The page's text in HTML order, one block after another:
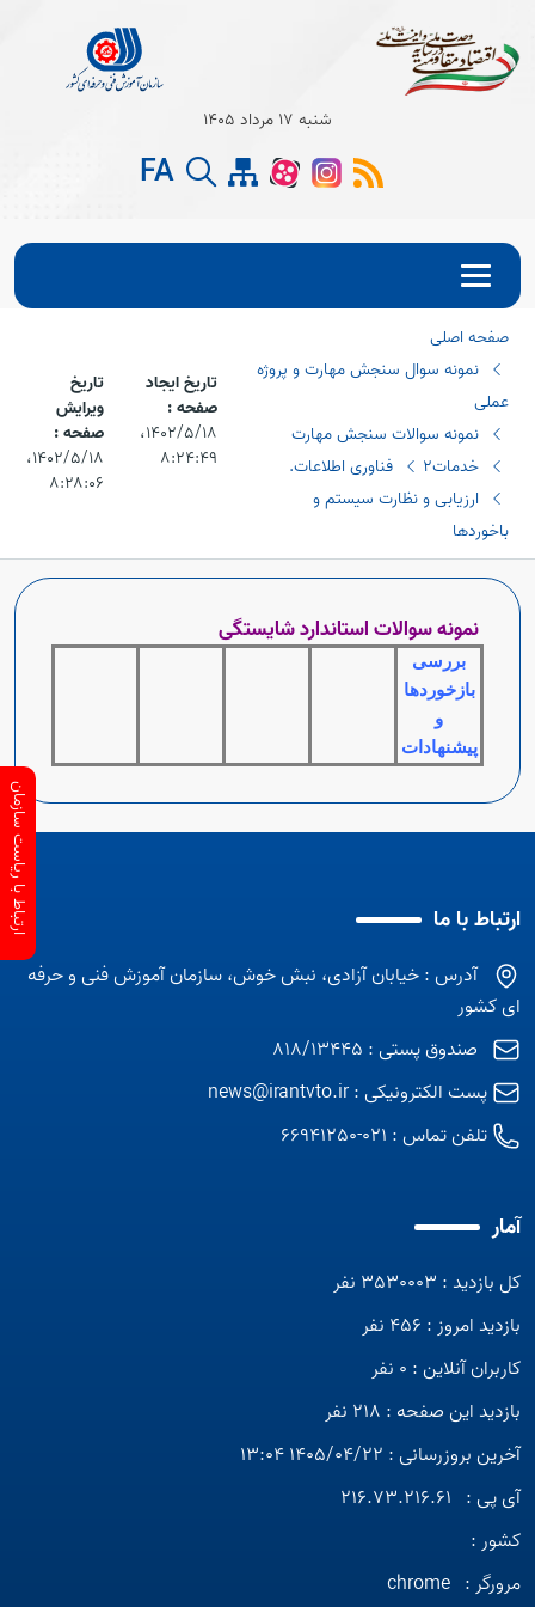
Open
Open
شنبه 17 مرداد 1405
FA
صفحه اصلی
نمونه سوال سنجش مهارت و پروژه
عملی
نمونه سوالات سنجش مهارت
خدمات2
فناوری اطلاعات.
ارزیابی و نظارت سیستم و
باخوردها
تاریخ ایجاد
صفحه :
۱۴۰۲/۵/۱۸،‏
۸:۲۴:۴۹
تاریخ
ویرایش
صفحه :
۱۴۰۲/۵/۱۸،‏
۸:۲۸:۰۶
نمونه سوالات استاندارد شایستگی
بررسی
بازخوردها
و
پیشنهادات
ارتباط با ما
آدرس : خیابان آزادی، نبش خوش، سازمان آموزش فنی و حرفه
ای کشور
صندوق پستی : 818/13445
پست الکترونیکی :news@irantvto.ir
تلفن تماس : 021-66941250
آمار
کل بازدید : 3530003 نفر
بازدید امروز : 456 نفر
کاربران آنلاین : 0 نفر
بازدید این صفحه : 218 نفر
آخرین بروزرسانی : 1405/04/22 13:04
آی پی : 216.73.216.61
کشور :
مرورگر : chrome
ارتباط با ریاست سازمان